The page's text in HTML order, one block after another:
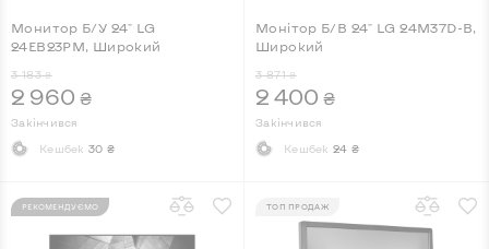
Монитор Б/У 24" LG
24EB23PM, Широкий
3 183 ₴
2 960 ₴
Закінчився
Кешбек 30 ₴
Монітор Б/В 24" LG 24M37D-B,
Широкий
3 871 ₴
2 400 ₴
Закінчився
Кешбек 24 ₴
РЕКОМЕНДУЄМО ТОП ПРОДАЖ